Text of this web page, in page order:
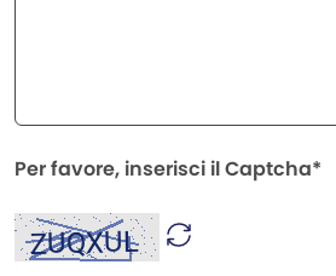
Per favore, inserisci il Captcha*